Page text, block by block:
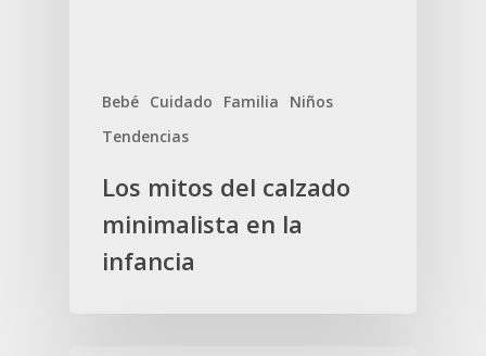
Bebé Cuidado Familia
Niños
Tendencias
Los mitos del calzado
minimalista en la
infancia